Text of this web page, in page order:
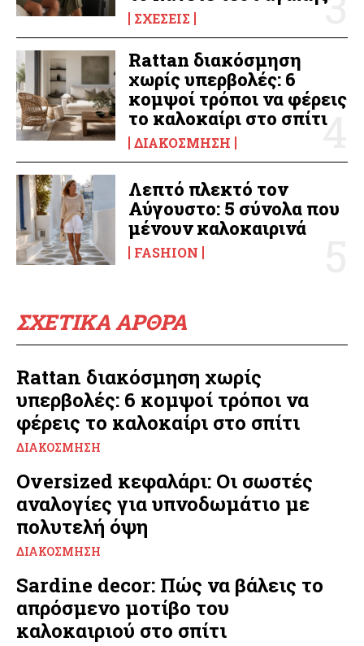
ΣΧΈΣΕΙΣ
Rattan διακόσμηση
χωρίς υπερβολές: 6
κομψοί τρόποι να φέρεις
το καλοκαίρι στο σπίτι
ΔΙΑΚΌΣΜΗΣΗ
Λεπτό πλεκτό τον
Αύγουστο: 5 σύνολα που
μένουν καλοκαιρινά
FASHION
ΣΧΕΤΙΚΑ ΑΡΘΡΑ
Rattan διακόσμηση χωρίς
υπερβολές: 6 κομψοί τρόποι να
φέρεις το καλοκαίρι στο σπίτι
ΔΙΑΚΌΣΜΗΣΗ
Oversized κεφαλάρι: Οι σωστές
αναλογίες για υπνοδωμάτιο με
πολυτελή όψη
ΔΙΑΚΌΣΜΗΣΗ
Sardine decor: Πώς να βάλεις το
απρόσμενο μοτίβο του
καλοκαιριού στο σπίτι